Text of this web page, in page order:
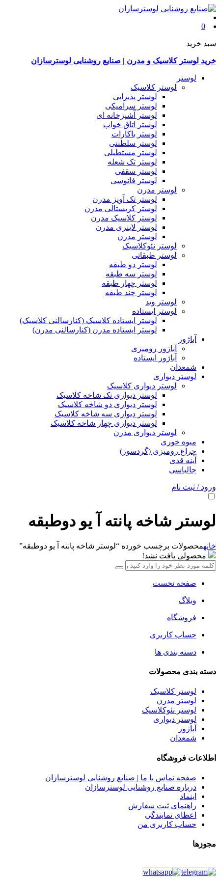
0
سبد خرید
خرید لوستر کلاسیک و مدرن | صنایع روشنایی لوسترسازان
لوستر
لوستر کلاسیک
لوستر پذیرایی
لوستر سرامیکی
لوستر آشپزخانه ای
لوستر اتاق خواب
لوستر باکارات
لوستر سلطنتی
لوستر مستطیلی
لوستر تک شعله
لوستر سقفی
لوستر فانوسی
لوستر مدرن
لوستر تک آویز مدرن
لوستر کریستالی مدرن
لوستر کلاسیک مدرن
لوستر لاینری مدرن
لوستر مدرن
لوستر نئوکلاسیک
لوستر طبقاتی
لوستر دو طبقه
لوستر سه طبقه
لوستر چهار طبقه
لوستر چند طبقه
لوستر وید
لوستر ایستاده
لوستر ایستاده کلاسیک (کنارسالنی کلاسیک)
لوستر ایستاده مدرن (کنارسالنی مدرن)
آباژور
آباژور رومیزی
آباژور ایستاده
شمعدان
لوستر دیواری
لوستر دیواری کلاسیک
لوستر دیواری تک شاخه کلاسیک
لوستر دیواری دو شاخه کلاسیک
لوستر دیواری سه شاخه کلاسیک
لوستر دیواری چهار شاخه کلاسیک
لوستر دیواری مدرن
میوه خوری
چراغ رومیزی (گردسوز)
آینه قدی
جالباسی
ورود / ثبت نام
لوستر شاخه پانته آ یو دوطبقه
خانهمحصولات برچسب خورده “لوستر شاخه پانته آ یو دوطبقه”
محصولی یافت نشد!
صفحه نخست
وبلاگ
فروشگاه
حساب کاربری
دسته بندی ها
دسته بندی محصولات
لوستر کلاسیک
لوستر مدرن
لوستر نئوکلاسیک
لوستر دیواری
آباژور
شمعدان
اطلاعات فروشگاه
صفحه تماس با ما | صنایع روشنایی لوسترسازان
درباره صنایع روشنایی لوسترسازان
اینماد
راهنمای ثبت سفارش
اعطای نمایندگی
حساب کاربری من
مجوزها